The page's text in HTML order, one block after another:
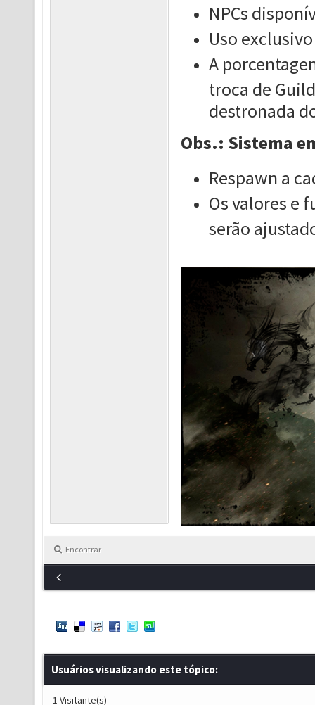
NPCs
Uso
A
troca de
destronada
Obs.: Sistema
Respawn a
Os valores e
serão
Encontrar
Usuários visualizando este tópico:
1 Visitante(s)